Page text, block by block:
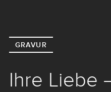
GRAVUR
Ihre Liebe